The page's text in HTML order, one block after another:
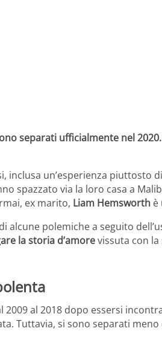
separati ufficialmente nel
inclusa un’esperienza piuttosto
spazzato via la loro casa a
ex marito, Liam Hemsworth è
alcune polemiche a seguito
la storia d’amorevissuta con la
2009 al 2018 dopo essersi
Tuttavia, si sono separati